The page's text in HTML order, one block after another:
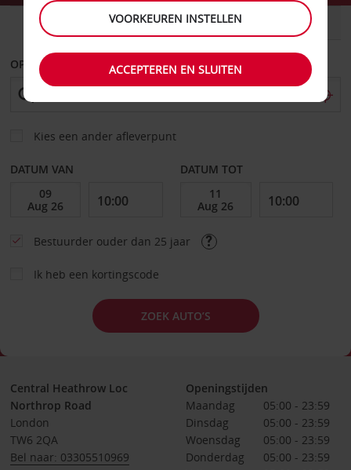
BESTELWAGEN
OPHALEN OP
Kies een ander afleverpunt
DATUM VAN DATUM TOT
Bestuurder ouder dan 25 jaar
Ik heb een kortingscode
ZOEK AUTO’S
Central Heathrow Loc
Northrop Road
London
TW6 2QA
Bel naar: 03305510969
Openingstijden
Maandag
05:00 - 23:59
Dinsdag
05:00 - 23:59
Woensdag
05:00 - 23:59
Donderdag
05:00 - 23:59
VOORKEUREN INSTELLEN
ACCEPTEREN EN SLUITEN